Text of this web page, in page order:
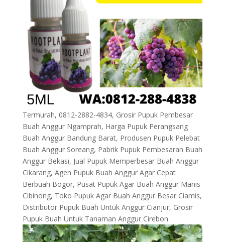
Termurah, 0812-2882-4834, Grosir Pupuk Pembesar
Buah Anggur Ngamprah, Harga Pupuk Perangsang
Buah Anggur Bandung Barat, Produsen Pupuk Pelebat
Buah Anggur Soreang, Pabrik Pupuk Pembesaran Buah
Anggur Bekasi, Jual Pupuk Memperbesar Buah Anggur
Cikarang, Agen Pupuk Buah Anggur Agar Cepat
Berbuah Bogor, Pusat Pupuk Agar Buah Anggur Manis
Cibinong, Toko Pupuk Agar Buah Anggur Besar Ciamis,
Distributor Pupuk Buah Untuk Anggur Cianjur, Grosir
Pupuk Buah Untuk Tanaman Anggur Cirebon